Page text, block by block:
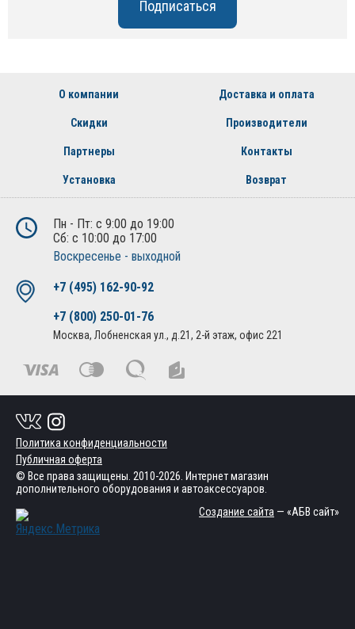
О компании Доставка и оплата
Скидки Производители
Партнеры Контакты
Установка Возврат
Пн - Пт: с 9:00 до 19:00
Сб: с 10:00 до 17:00
Воскресенье - выходной
+7 (495) 162-90-92
+7 (800) 250-01-76
Москва, Лобненская ул., д.21, 2-й этаж, офис 221
Политика конфиденциальности
Публичная оферта
© Все права защищены. 2010-2026. Интернет магазин
дополнительного оборудования и автоаксессуаров.
Создание сайта — «АБВ сайт»